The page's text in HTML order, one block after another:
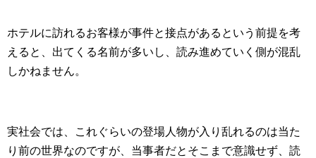
ホテルに訪れるお客様が事件と接点があるという前提を考
えると、出てくる名前が多いし、読み進めていく側が混乱
しかねません。
実社会では、これぐらいの登場人物が入り乱れるのは当た
り前の世界なのですが、当事者だとそこまで意識せず、読